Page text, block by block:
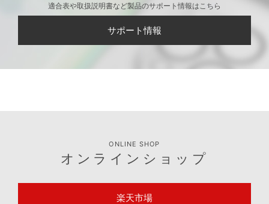
適合表や取扱説明書など製品のサポート情報はこちら
サポート情報
ONLINE SHOP
オンラインショップ
楽天市場